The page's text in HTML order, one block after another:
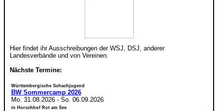
Hier findet ihr Ausschreibungen der WSJ, DSJ, anderer
Landesverbände und von Vereinen.
Nächste Termine:
Württembergische Schachjugend
BW Sommercamp 2026
Mo. 31.08.2026- So. 06.09.2026
in Horschhof Rot am See